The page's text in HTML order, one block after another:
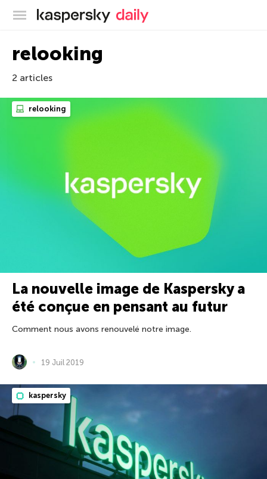
Blog officiel de Kaspersky
relooking
2 articles
relooking
La nouvelle image de Kaspersky a
été conçue en pensant au futur
Comment nous avons renouvelé notre image.
19 Juil 2019
kaspersky